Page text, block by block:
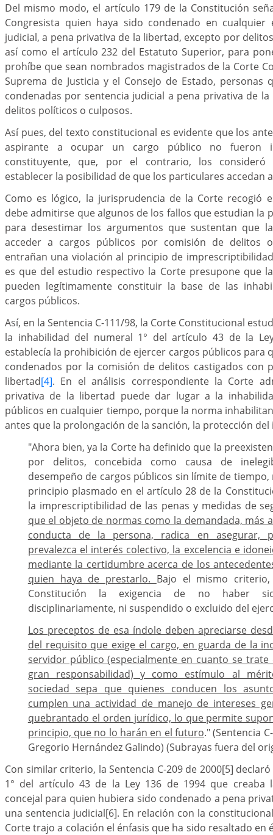
Del mismo modo, el artículo 179 de la Constitución
Congresista quien haya sido condenado en cualquier
judicial, a pena privativa de la libertad, excepto por
así como el artículo 232 del Estatuto Superior, para
prohíbe que sean nombrados magistrados de la Corte
Suprema de Justicia y el Consejo de Estado, personas
condenadas por sentencia judicial a pena privativa de
delitos políticos o culposos.
Así pues, del texto constitucional es evidente que los
aspirante a ocupar un cargo público no fueron
constituyente, que, por el contrario, los consideró
establecer la posibilidad de que los particulares accedan
Como es lógico, la jurisprudencia de la Corte recogió
debe admitirse que algunos de los fallos que estudian la
para desestimar los argumentos que sustentan que
acceder a cargos públicos por comisión de delitos
entrañan una violación al principio de
es que del estudio respectivo la Corte presupone que
pueden legítimamente constituir la base de las
cargos públicos.
Así, en la Sentencia C-111/98, la Corte Constitucional
la inhabilidad del numeral 1° del artículo 43 de la
establecía la prohibición de ejercer cargos públicos para
condenados por la comisión de delitos castigados con
libertad[4]. En el análisis correspondiente la Corte
privativa de la libertad puede dar lugar a la
públicos en cualquier tiempo, porque la norma
antes que la prolongación de la sanción, la protección
"Ahora bien, ya la Corte ha definido que la
por delitos, concebida como causa de
desempeño de cargos públicos sin límite de tiempo,
principio plasmado en el artículo 28 de la
la imprescriptibilidad de las penas y medidas de
que el objeto de normas como la demandada, más
conducta de la persona, radica en asegurar,
prevalezca el interés colectivo, la excelencia e
mediante la certidumbre acerca de los
quien haya de prestarlo. Bajo el mismo
Constitución la exigencia de no haber
disciplinariamente, ni suspendido o excluido del
Los preceptos de esa índole deben apreciarse
del requisito que exige el cargo, en guarda de la
servidor público (especialmente en cuanto se trate
gran responsabilidad) y como estímulo al
sociedad sepa que quienes conducen los
cumplen una actividad de manejo de intereses
quebrantado el orden jurídico, lo que permite
principio, que no lo harán en el futuro." (Sentencia
Gregorio Hernández Galindo) (Subrayas fuera del
Con similar criterio, la Sentencia C-209 de 2000[5]
1° del artículo 43 de la Ley 136 de 1994 que creaba
concejal para quien hubiera sido condenado a pena
una sentencia judicial[6]. En relación con la
Corte trajo a colación el énfasis que ha sido resaltado en